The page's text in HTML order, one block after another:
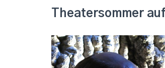
Theatersommer